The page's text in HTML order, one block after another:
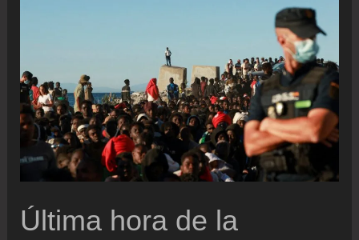
el
Congreso
en
tiempo
Última hora de la